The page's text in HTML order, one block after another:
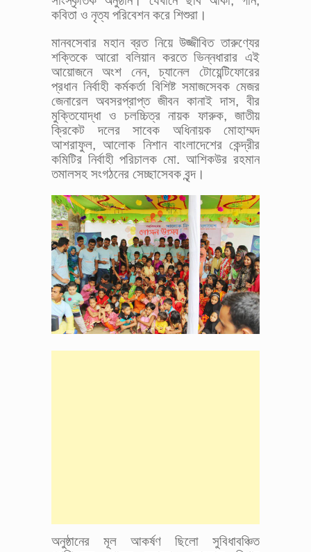
কবিতা ও নৃত্য পরিবেশন করে শিশুরা।
মানবসেবার মহান ব্রত নিয়ে উজ্জীবিত তারুণ্যের
শক্তিকে আরো বলিয়ান করতে ভিন্নধারার এই
আয়োজনে অংশ নেন, চ্যানেল টোয়েন্টিফোরের
প্রধান নির্বাহী কর্মকর্তা বিশিষ্ট সমাজসেবক মেজর
জেনারেল অবসরপ্রাপ্ত জীবন কানাই দাস, বীর
মুক্তিযোদ্ধা ও চলচ্চিত্র নায়ক ফারুক, জাতীয়
ক্রিকেট দলের সাবেক অধিনায়ক মোহাম্মদ
আশরাফুল, আলোক নিশান বাংলাদেশের কেন্দ্রীর
কমিটির নির্বাহী পরিচালক মো. আশিকউর রহমান
তমালসহ সংগঠনের সেচ্ছাসেবক বৃন্দ।
অনুষ্ঠানের মূল আকর্ষণ ছিলো সুবিধাবঞ্চিত